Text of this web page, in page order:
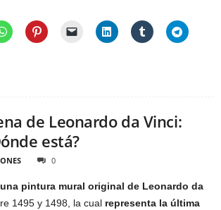
de Leonardo da Vinci:
está?
0
pintura mural original de Leonardo da
1495 y 1498, la cual representa la última